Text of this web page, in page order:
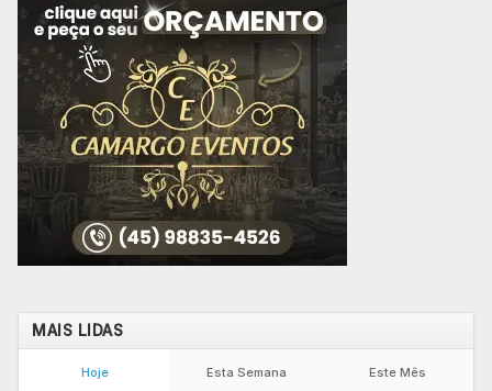
MAIS LIDAS
Hoje Esta Semana Este Mês